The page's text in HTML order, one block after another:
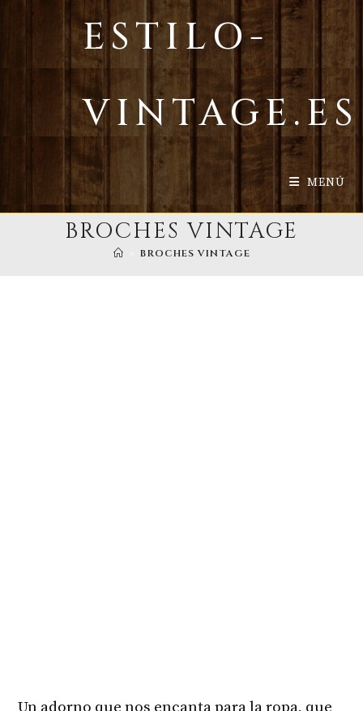
ESTILO-
VINTAGE.ES
MENÚ
BROCHES VINTAGE
BROCHES VINTAGE